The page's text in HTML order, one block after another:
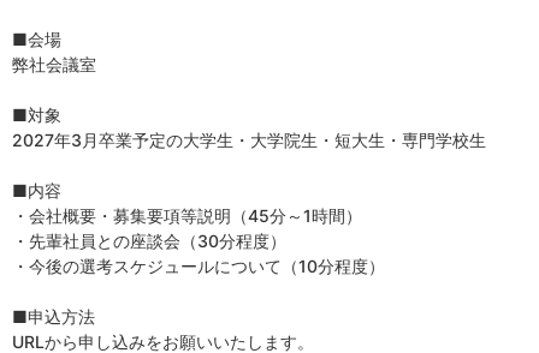
■会場
弊社会議室
■対象
2027年3月卒業予定の大学生・大学院生・短大生・専門学校生
■内容
・会社概要・募集要項等説明（45分～1時間）
・先輩社員との座談会（30分程度）
・今後の選考スケジュールについて（10分程度）
■申込方法
URLから申し込みをお願いいたします。